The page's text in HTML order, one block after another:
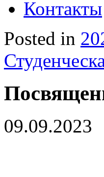
Контакты
Posted in
09.09.2023